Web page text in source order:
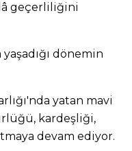
geçerliliğini
dönemin
yatan mavi
kardeşliği,
devam ediyor.